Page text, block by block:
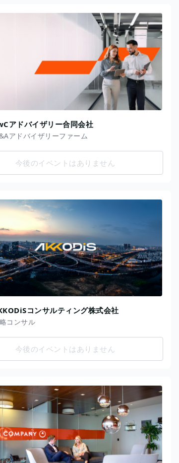
アドバイザリー合同会社
アドバイザリーファーム
今後のイベントはありません
コンサルティング株式会社
コンサル
今後のイベントはありません